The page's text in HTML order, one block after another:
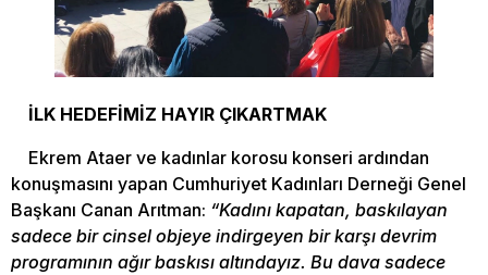
İLK HEDEFİMİZ HAYIR ÇIKARTMAK
Ekrem Ataer ve kadınlar korosu konseri ardından
konuşmasını yapan Cumhuriyet Kadınları Derneği Genel
Başkanı Canan Arıtman: “Kadını kapatan, baskılayan
sadece bir cinsel objeye indirgeyen bir karşı devrim
programının ağır baskısı altındayız. Bu dava sadece